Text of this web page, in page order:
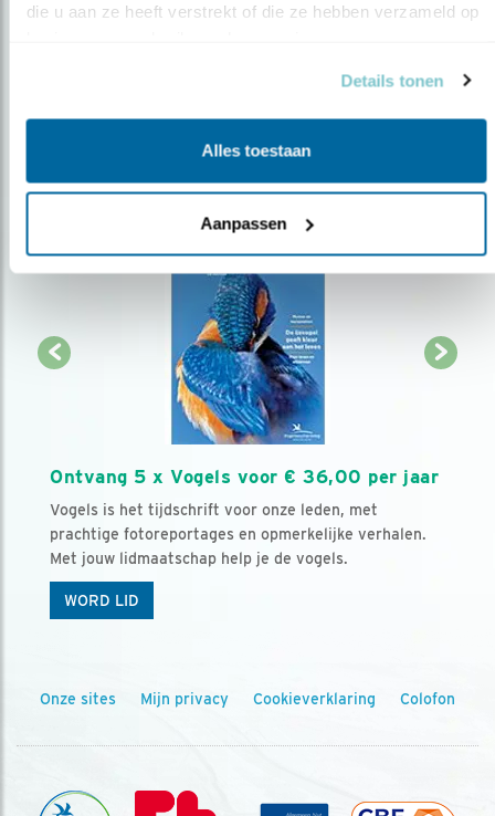
die u aan ze heeft verstrekt of die ze hebben verzameld op
Details tonen
Alles toestaan
Aanpassen
Ontvang 5 x Vogels voor € 36,00 per jaar
Vogels is het tijdschrift voor onze leden, met
prachtige fotoreportages en opmerkelijke verhalen.
Met jouw lidmaatschap help je de vogels.
WORD LID
Onze sites Mijn privacy Cookieverklaring Colofon